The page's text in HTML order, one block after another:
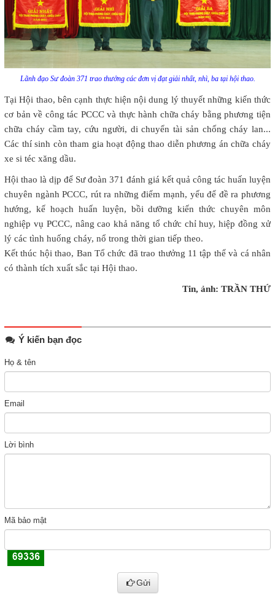
Lãnh đạo Sư đoàn 371 trao thưởng các đơn vị đạt giải nhất, nhì, ba tại hội thao.
Tại Hội thao, bên cạnh thực hiện nội dung lý thuyết những kiến thức
cơ bản về công tác PCCC và thực hành chữa cháy bằng phương tiện
chữa cháy cầm tay, cứu người, di chuyển tài sản chống cháy lan...
Các thí sinh còn tham gia hoạt động thao diễn phương án chữa cháy
xe si téc xăng dầu.
Hội thao là dịp để Sư đoàn 371 đánh giá kết quả công tác huấn luyện
chuyên ngành PCCC, rút ra những điểm mạnh, yếu để đề ra phương
hướng, kế hoạch huấn luyện, bồi dưỡng kiến thức chuyên môn
nghiệp vụ PCCC, nâng cao khả năng tổ chức chỉ huy, hiệp đồng xử
lý các tình huống cháy, nổ trong thời gian tiếp theo.
Kết thúc hội thao, Ban Tổ chức đã trao thưởng 11 tập thể và cá nhân
có thành tích xuất sắc tại Hội thao.
Tin, ảnh: TRẦN THỨ
Ý kiến bạn đọc
Họ & tên
Email
Lời bình
Mã bảo mật
Gửi